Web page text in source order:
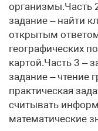
организмы.Часть
задание – найти
открытым
географических
картой.Часть 3 –
задание – чтение
практическая
считывать
математические